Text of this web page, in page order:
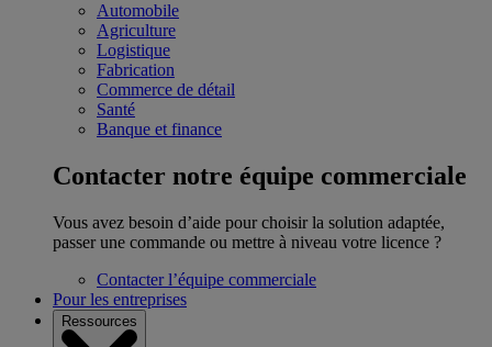
Automobile
Agriculture
Logistique
Fabrication
Commerce de détail
Santé
Banque et finance
Contacter notre équipe commerciale
Vous avez besoin d’aide pour choisir la solution adaptée,
passer une commande ou mettre à niveau votre licence ?
Contacter l’équipe commerciale
Pour les entreprises
Ressources